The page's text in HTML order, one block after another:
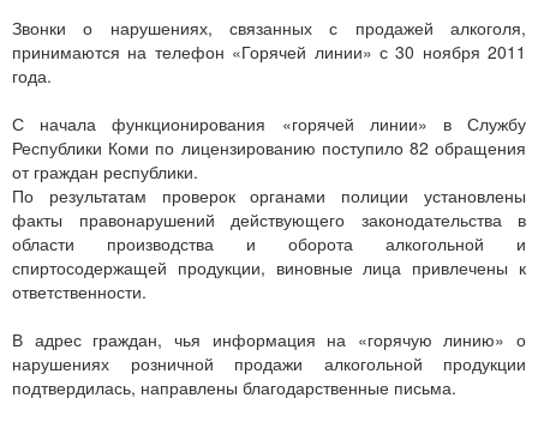
Звонки о нарушениях, связанных с продажей алкоголя,
принимаются на телефон «Горячей линии» с 30 ноября 2011
года.
С начала функционирования «горячей линии» в Службу
Республики Коми по лицензированию поступило 82 обращения
от граждан республики.
По результатам проверок органами полиции установлены
факты правонарушений действующего законодательства в
области производства и оборота алкогольной и
спиртосодержащей продукции, виновные лица привлечены к
ответственности.
В адрес граждан, чья информация на «горячую линию» о
нарушениях розничной продажи алкогольной продукции
подтвердилась, направлены благодарственные письма.